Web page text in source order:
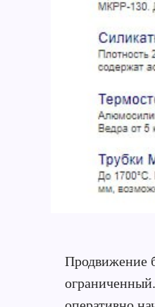
Продвижение